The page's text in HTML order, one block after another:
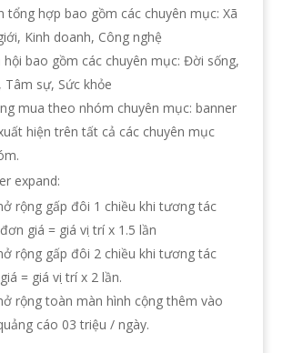
tổng hợp bao gồm các chuyên mục: Xã
Kinh doanh, Công nghệ
hội bao gồm các chuyên mục: Đời sống,
Tâm sự, Sức khỏe
mua theo nhóm chuyên mục: banner
hiện trên tất cả các chuyên mục
expand:
rộng gấp đôi 1 chiều khi tương tác
giá = giá vi ̣trí x 1.5 lần
rộng gấp đôi 2 chiều khi tương tác
= giá vi ̣trí x 2 lần.
rộng toàn màn hình cộng thêm vào
cáo 03 triệu / ngày.